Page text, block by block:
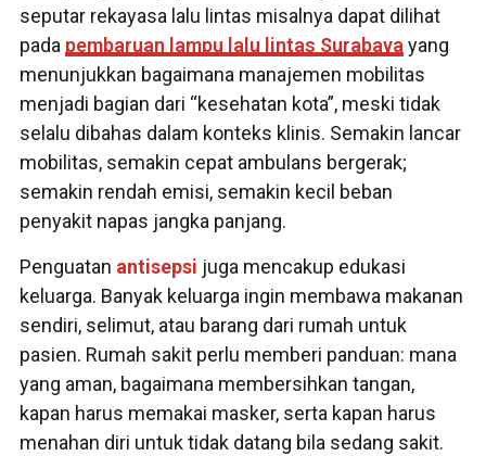
seputar rekayasa lalu lintas misalnya dapat dilihat
pada pembaruan lampu lalu lintas Surabaya yang
menunjukkan bagaimana manajemen mobilitas
menjadi bagian dari “kesehatan kota”, meski tidak
selalu dibahas dalam konteks klinis. Semakin lancar
mobilitas, semakin cepat ambulans bergerak;
semakin rendah emisi, semakin kecil beban
penyakit napas jangka panjang.
Penguatan antisepsi juga mencakup edukasi
keluarga. Banyak keluarga ingin membawa makanan
sendiri, selimut, atau barang dari rumah untuk
pasien. Rumah sakit perlu memberi panduan: mana
yang aman, bagaimana membersihkan tangan,
kapan harus memakai masker, serta kapan harus
menahan diri untuk tidak datang bila sedang sakit.